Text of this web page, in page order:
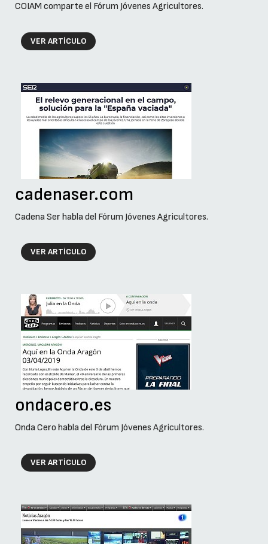
COIAM comparte el Fórum Jóvenes Agricultores.
VER ARTÍCULO
cadenaser.com
Cadena Ser habla del Fórum Jóvenes Agricultores.
VER ARTÍCULO
ondacero.es
Onda Cero habla del Fórum Jóvenes Agricultores.
VER ARTÍCULO